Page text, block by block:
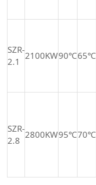
SZR-
2.1
2100KW90℃65℃
SZR-
2.8
2800KW95℃70℃